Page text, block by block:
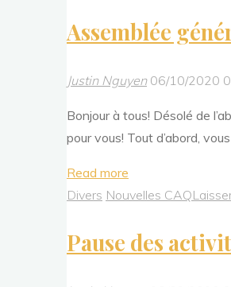
Assemblée
Justin Nguyen 06/10/2020
Bonjour à tous! Désolé de
pour vous! Tout d’abord, vous
Read more
générale!"
Divers Nouvelles CAQ
Pause des